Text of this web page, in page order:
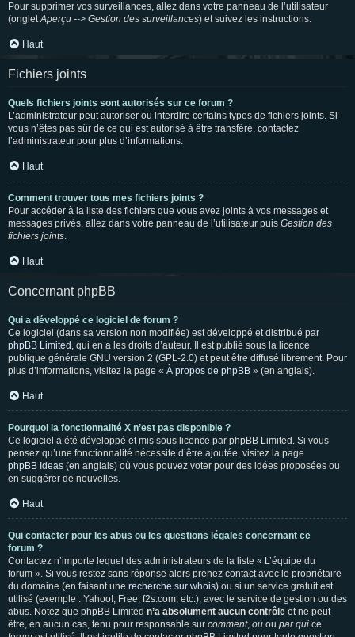
Pour supprimer vos surveillances, allez dans votre panneau de l’utilisateur
(ongletAperçu --> Gestion des surveillances) et suivez les instructions.
Haut
Fichiers joints
Quels fichiers joints sont autorisés sur ce forum ?
L’administrateur peut autoriser ou interdire certains types de fichiers joints. Si
vous n’êtes pas sûr de ce qui est autorisé à être transféré, contactez
l’administrateur pour plus d’informations.
Haut
Comment trouver tous mes fichiers joints ?
Pour accéder à la liste des fichiers que vous avez joints à vos messages et
messages privés, allez dans votre panneau de l’utilisateur puis Gestion des
fichiers joints.
Haut
Concernant phpBB
Qui a développé ce logiciel de forum ?
Ce logiciel (dans sa version non modifiée) est développé et distribué par
phpBB Limited , qui en a les droits d’auteur. Il est publié sous la licence
publique générale GNU version 2 (GPL-2.0) et peut être diffusé librement. Pour
plus d’informations, visitez la page « À propos de phpBB » (en anglais).
Haut
Pourquoi la fonctionnalité X n’est pas disponible ?
Ce logiciel a été développé et mis sous licence par phpBB Limited. Si vous
pensez qu’une fonctionnalité nécessite d’être ajoutée, visitez la page
phpBB Ideas (en anglais) où vous pouvez voter pour des idées proposées ou
en suggérer de nouvelles.
Haut
Qui contacter pour les abus ou les questions légales concernant ce
forum ?
Contactez n’importe lequel des administrateurs de la liste « L’équipe du
forum ». Si vous restez sans réponse alors prenez contact avec le propriétaire
du domaine (en faisant une recherche sur whois) ou si un service gratuit est
utilisé (exemple : Yahoo!, Free, f2s.com, etc.), avec le service de gestion ou des
abus. Notez que phpBB Limited n’a absolument aucun contrôle et ne peut
être, en aucun cas, tenu pour responsable sur comment, où ou par qui ce